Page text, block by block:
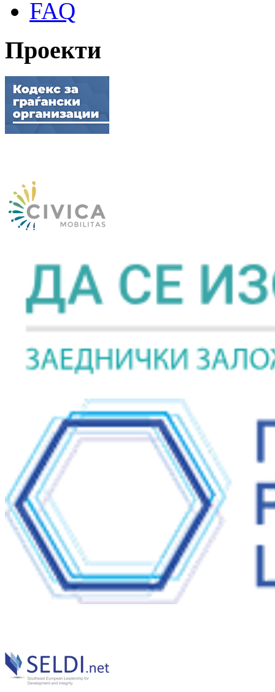
FAQ
Проекти